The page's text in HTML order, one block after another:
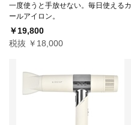
一度使うと手放せない。毎日使えるカ
ールアイロン。
￥19,800
税抜 ￥18,000